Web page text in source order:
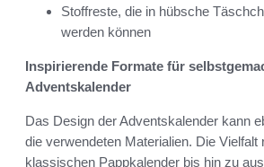
Stoffreste, die in hübsche
werden können
Inspirierende Formate für
Adventskalender
Das Design der Adventskalender kann
die verwendeten Materialien. Die Vielfalt
klassischen Pappkalender bis hin zu